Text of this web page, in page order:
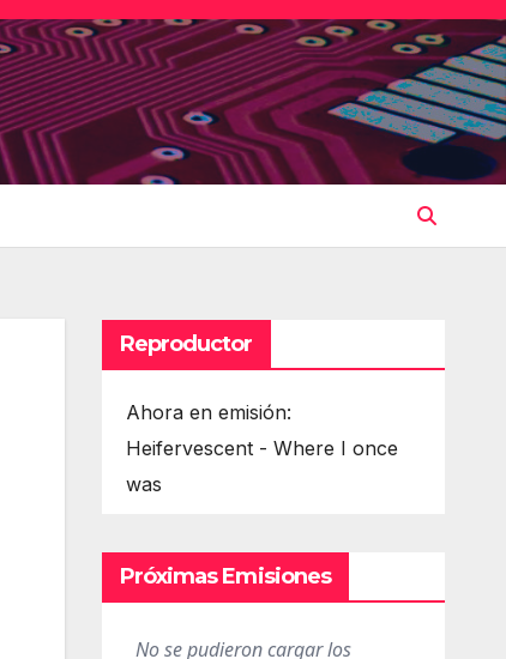
Reproductor
Ahora en emisión:
Heifervescent - Where I once
was
Próximas Emisiones